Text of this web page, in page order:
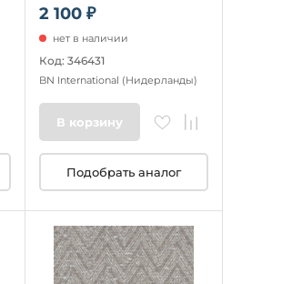
2 100 ₽
нет в наличии
Код: 346431
BN International (Нидерланды)
В корзину
Подобрать аналог